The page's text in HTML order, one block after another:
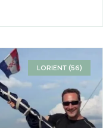
LORIENT (56)